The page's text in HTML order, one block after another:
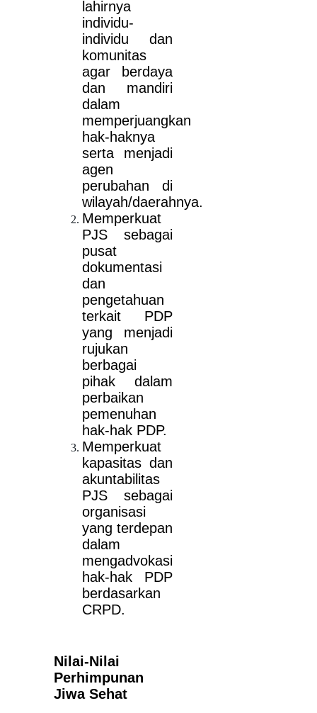
lahirnya
individu-
individu dan
komunitas
agar berdaya
dan mandiri
dalam
memperjuangkan
hak-haknya
serta menjadi
agen
perubahan di
wilayah/daerahnya.
Memperkuat
PJS sebagai
pusat
dokumentasi
dan
pengetahuan
terkait PDP
yang menjadi
rujukan
berbagai
pihak dalam
perbaikan
pemenuhan
hak-hak PDP.
Memperkuat
kapasitas dan
akuntabilitas
PJS sebagai
organisasi
yang terdepan
dalam
mengadvokasi
hak-hak PDP
berdasarkan
CRPD.
Nilai-Nilai
Perhimpunan
Jiwa Sehat